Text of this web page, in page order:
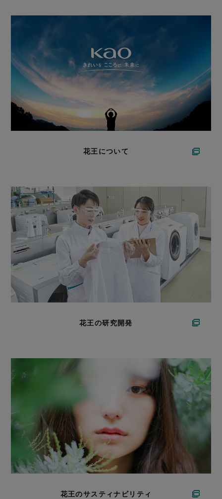
花王について
花王の研究開発
花王のサスティナビリティ